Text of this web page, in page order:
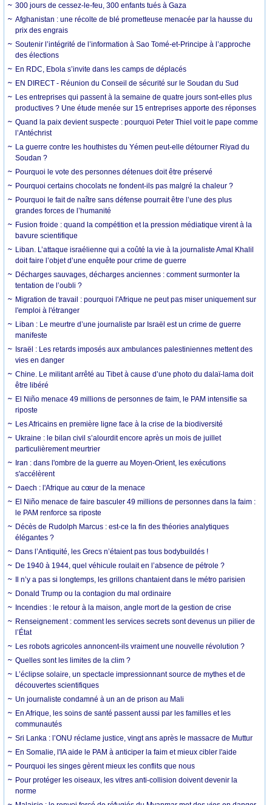
300 jours de cessez-le-feu, 300 enfants tués à Gaza
Afghanistan : une récolte de blé prometteuse menacée par la hausse du
prix des engrais
Soutenir l’intégrité de l’information à Sao Tomé-et-Principe à l’approche
des élections
En RDC, Ebola s’invite dans les camps de déplacés
EN DIRECT - Réunion du Conseil de sécurité sur le Soudan du Sud
Les entreprises qui passent à la semaine de quatre jours sont-elles plus
productives ? Une étude menée sur 15 entreprises apporte des réponses
Quand la paix devient suspecte : pourquoi Peter Thiel voit le pape comme
l’Antéchrist
La guerre contre les houthistes du Yémen peut-elle détourner Riyad du
Soudan ?
Pourquoi le vote des personnes détenues doit être préservé
Pourquoi certains chocolats ne fondent-ils pas malgré la chaleur ?
Pourquoi le fait de naître sans défense pourrait être l’une des plus
grandes forces de l’humanité
Fusion froide : quand la compétition et la pression médiatique virent à la
bavure scientifique
Liban. L’attaque israélienne qui a coûté la vie à la journaliste Amal Khalil
doit faire l’objet d’une enquête pour crime de guerre
Décharges sauvages, décharges anciennes : comment surmonter la
tentation de l’oubli ?
Migration de travail : pourquoi l'Afrique ne peut pas miser uniquement sur
l'emploi à l'étranger
Liban : Le meurtre d’une journaliste par Israël est un crime de guerre
manifeste
Israël : Les retards imposés aux ambulances palestiniennes mettent des
vies en danger
Chine. Le militant arrêté au Tibet à cause d’une photo du dalaï-lama doit
être libéré
El Niño menace 49 millions de personnes de faim, le PAM intensifie sa
riposte
Les Africains en première ligne face à la crise de la biodiversité
Ukraine : le bilan civil s’alourdit encore après un mois de juillet
particulièrement meurtrier
Iran : dans l'ombre de la guerre au Moyen-Orient, les exécutions
s'accélèrent
Daech : l'Afrique au cœur de la menace
El Niño menace de faire basculer 49 millions de personnes dans la faim :
le PAM renforce sa riposte
Décès de Rudolph Marcus : est-ce la fin des théories analytiques
élégantes ?
Dans l’Antiquité, les Grecs n’étaient pas tous bodybuildés !
De 1940 à 1944, quel véhicule roulait en l’absence de pétrole ?
Il n’y a pas si longtemps, les grillons chantaient dans le métro parisien
Donald Trump ou la contagion du mal ordinaire
Incendies : le retour à la maison, angle mort de la gestion de crise
Renseignement : comment les services secrets sont devenus un pilier de
l’État
Les robots agricoles annoncent-ils vraiment une nouvelle révolution ?
Quelles sont les limites de la clim ?
L’éclipse solaire, un spectacle impressionnant source de mythes et de
découvertes scientifiques
Un journaliste condamné à un an de prison au Mali
En Afrique, les soins de santé passent aussi par les familles et les
communautés
Sri Lanka : l’ONU réclame justice, vingt ans après le massacre de Muttur
En Somalie, l'IA aide le PAM à anticiper la faim et mieux cibler l'aide
Pourquoi les singes gèrent mieux les conflits que nous
Pour protéger les oiseaux, les vitres anti-collision doivent devenir la
norme